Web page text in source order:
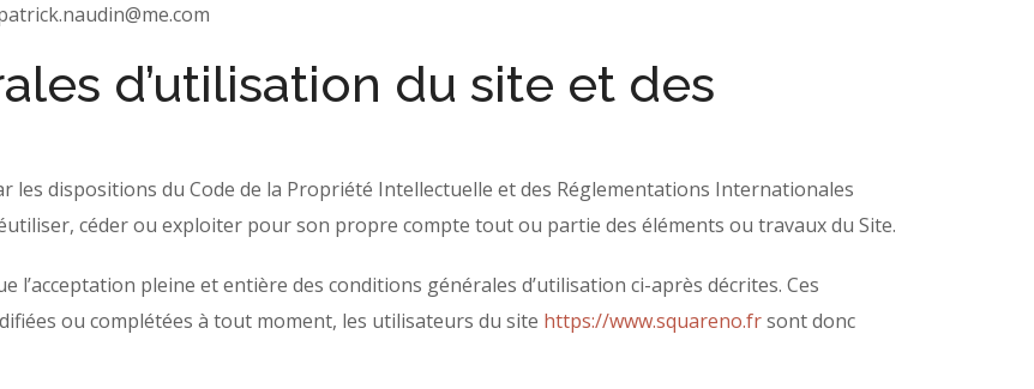
d’utilisation du site et des
les dispositions du Code de la Propriété Intellectuelle et des Réglementations Internationales
céder ou exploiter pour son propre compte tout ou partie des éléments ou travaux du Site.
l’acceptation pleine et entière des conditions générales d’utilisation ci-après décrites. Ces
ou complétées à tout moment, les utilisateurs du site https://www.squareno.frsont donc